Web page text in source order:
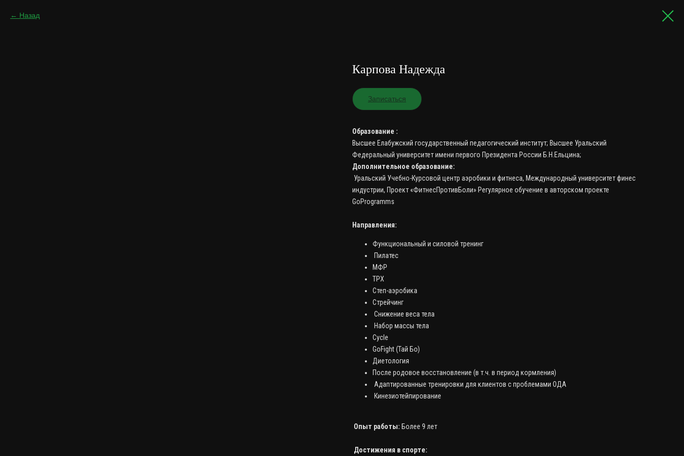
Назад
Карпова Надежда
Записаться
Образование :
Высшее Елабужский государственный педагогический институт; Высшее Уральский
Федеральный университет имени первого Президента России Б.Н.Ельцина;
Дополнительное образование:
Уральский Учебно-Курсовой центр аэробики и фитнеса, Международный университет финес
индустрии, Проект «ФитнесПротивБоли» Регулярное обучение в авторском проекте
GoProgramms
Направления:
Функциональный и силовой тренинг
Пилатес
МФР
ТРХ
Степ-аэробика
Стрейчинг
Снижение веса тела
Набор массы тела
Cycle
GoFight (Тай Бо)
Диетология
После родовое восстановление (в т.ч. в период кормления)
Адаптированные тренировки для клиентов с проблемами ОДА
Кинезиотейпирование
Опыт работы: Более 9 лет
Достижения в спорте: